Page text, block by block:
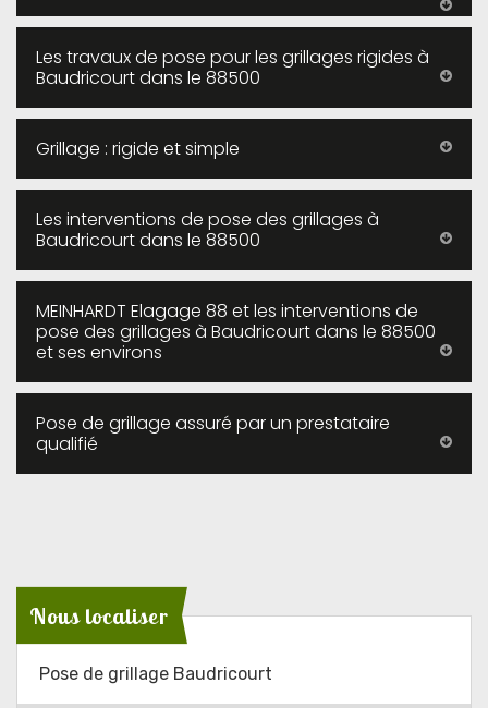
Les travaux de pose pour les grillages rigides à
Baudricourt dans le 88500
Grillage : rigide et simple
Les interventions de pose des grillages à
Baudricourt dans le 88500
MEINHARDT Elagage 88 et les interventions de
pose des grillages à Baudricourt dans le 88500
et ses environs
Pose de grillage assuré par un prestataire
qualifié
Nous localiser
Pose de grillage Baudricourt